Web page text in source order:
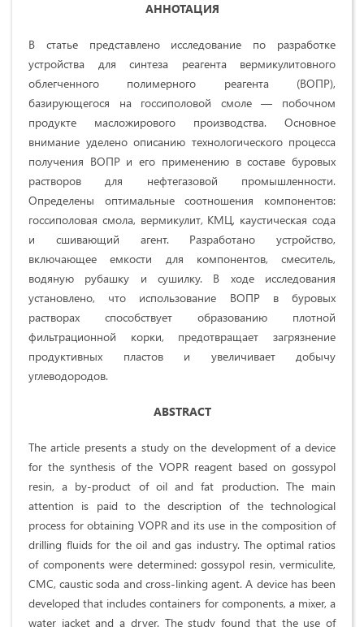
АННОТАЦИЯ
В статье представлено исследование по разработке
устройства для синтеза реагента вермикулитовного
облегченного полимерного реагента (ВОПР),
базирующегося на госсиполовой смоле — побочном
продукте масложирового производства. Основное
внимание уделено описанию технологического процесса
получения ВОПР и его применению в составе буровых
растворов для нефтегазовой промышленности.
Определены оптимальные соотношения компонентов:
госсиполовая смола, вермикулит, КМЦ, каустическая сода
и сшивающий агент. Разработано устройство,
включающее емкости для компонентов, смеситель,
водяную рубашку и сушилку. В ходе исследования
установлено, что использование ВОПР в буровых
растворах способствует образованию плотной
фильтрационной корки, предотвращает загрязнение
продуктивных пластов и увеличивает добычу
углеводородов.
ABSTRACT
The article presents a study on the development of a device
for the synthesis of the VOPR reagent based on gossypol
resin, a by-product of oil and fat production. The main
attention is paid to the description of the technological
process for obtaining VOPR and its use in the composition of
drilling fluids for the oil and gas industry. The optimal ratios
of components were determined: gossypol resin, vermiculite,
CMC, caustic soda and cross-linking agent. A device has been
developed that includes containers for components, a mixer, a
water jacket and a dryer. The study found that the use of